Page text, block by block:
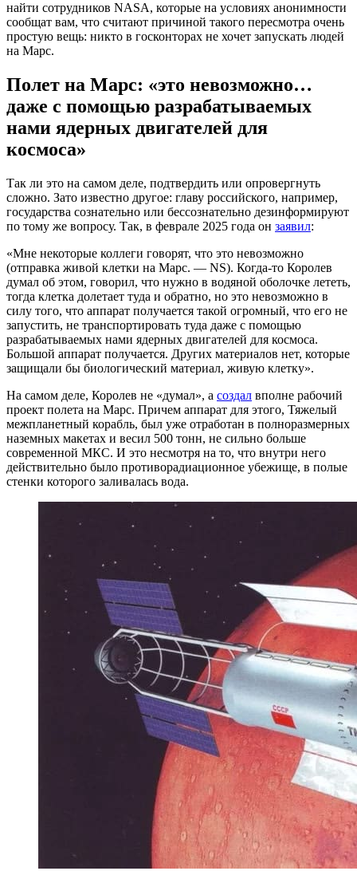
найти сотрудников NASA, которые на условиях анонимности
сообщат вам, что считают причиной такого пересмотра очень
простую вещь: никто в госконторах не хочет запускать людей
на Марс.
Полет на Марс: «это невозможно…
даже с помощью разрабатываемых
нами ядерных двигателей для
космоса»
Так ли это на самом деле, подтвердить или опровергнуть
сложно. Зато известно другое: главу российского, например,
государства сознательно или бессознательно дезинформируют
по тому же вопросу. Так, в феврале 2025 года он заявил:
«Мне некоторые коллеги говорят, что это невозможно
(отправка живой клетки на Марс. — NS). Когда-то Королев
думал об этом, говорил, что нужно в водяной оболочке лететь,
тогда клетка долетает туда и обратно, но это невозможно в
силу того, что аппарат получается такой огромный, что его не
запустить, не транспортировать туда даже с помощью
разрабатываемых нами ядерных двигателей для космоса.
Большой аппарат получается. Других материалов нет, которые
защищали бы биологический материал, живую клетку».
На самом деле, Королев не «думал», а создал вполне рабочий
проект полета на Марс. Причем аппарат для этого, Тяжелый
межпланетный корабль, был уже отработан в полноразмерных
наземных макетах и весил 500 тонн, не сильно больше
современной МКС. И это несмотря на то, что внутри него
действительно было противорадиационное убежище, в полые
стенки которого заливалась вода.